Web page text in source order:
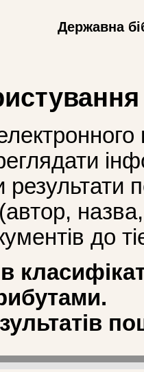
Державна
назва,
до